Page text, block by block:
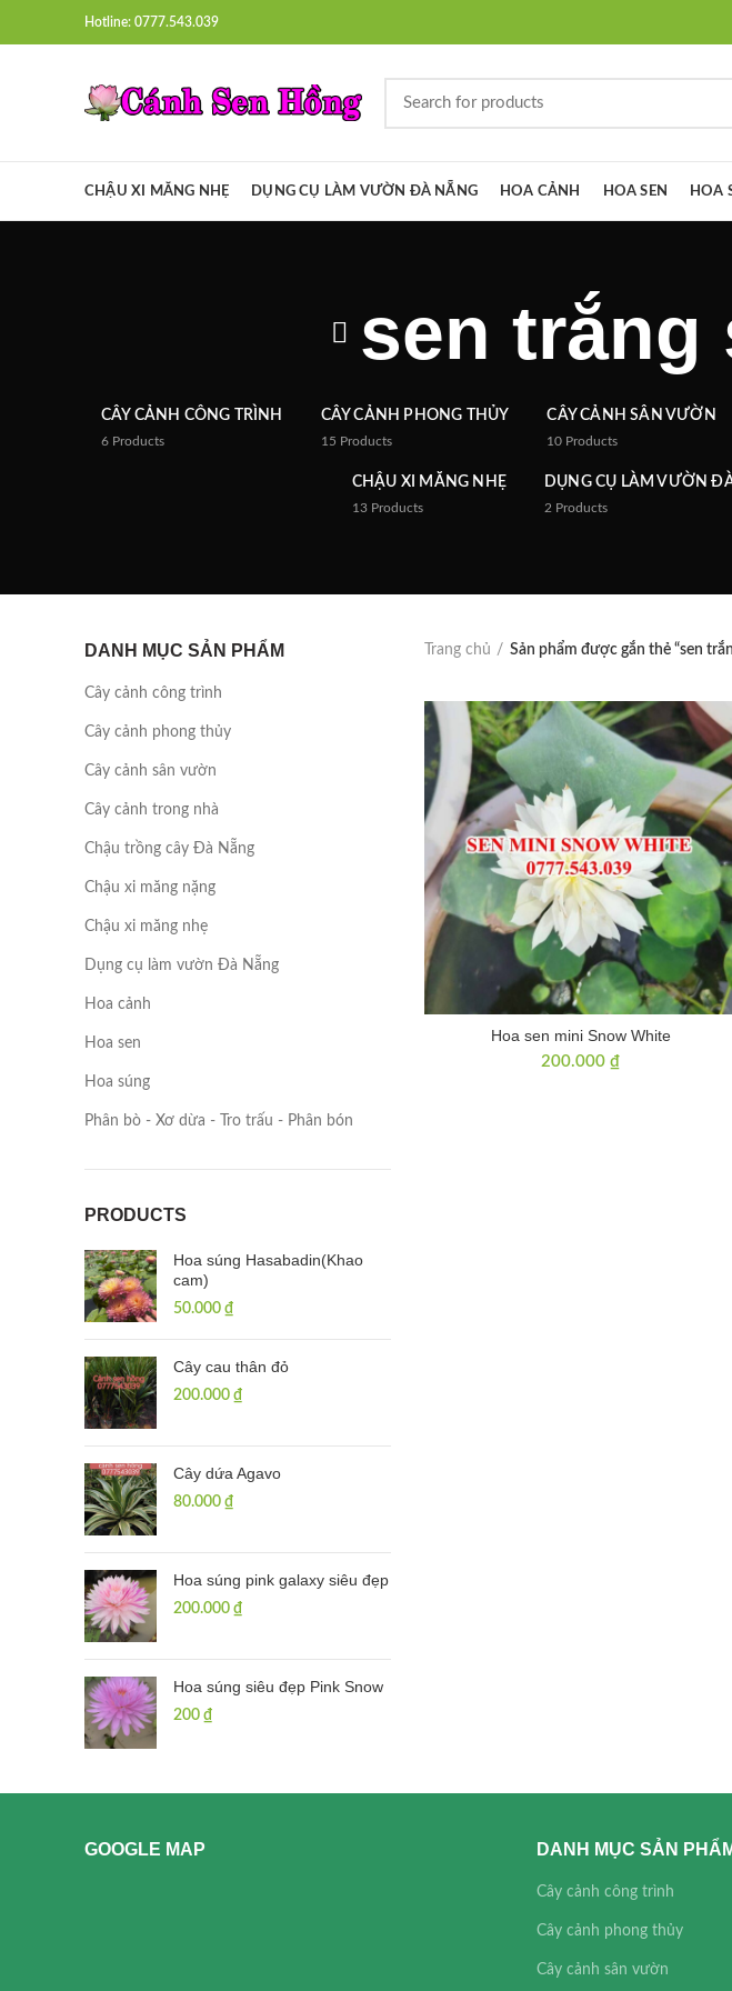
Hotline: 0777.543.039
CHẬU XI MĂNG NHẸ DỤNG CỤ LÀM VƯỜN ĐÀ NẴNG HOA CẢNH HOA SEN HOA
sen trắng
CÂY CẢNH CÔNG TRÌNH
6 Products
CÂY CẢNH PHONG THỦY
15 Products
CÂY CẢNH SÂN VƯỜN
10 Products
CHẬU XI MĂNG NHẸ
13 Products
DỤNG CỤ LÀM VƯỜN
2 Products
DANH MỤC SẢN PHẨM
Cây cảnh công trình
Cây cảnh phong thủy
Cây cảnh sân vườn
Cây cảnh trong nhà
Chậu trồng cây Đà Nẵng
Chậu xi măng nặng
Chậu xi măng nhẹ
Dụng cụ làm vườn Đà Nẵng
Hoa cảnh
Hoa sen
Hoa súng
Phân bò - Xơ dừa - Tro trấu - Phân bón
PRODUCTS
Hoa súng Hasabadin(Khao
cam)
50.000 ₫
Cây cau thân đỏ
200.000 ₫
Cây dứa Agavo
80.000 ₫
Hoa súng pink galaxy siêu đẹp
200.000 ₫
Hoa súng siêu đẹp Pink Snow
200 ₫
Trang chủ Sản phẩm được gắn thẻ “sen
Hoa sen mini Snow White
200.000₫
GOOGLE MAP DANH MỤC SẢN
Cây cảnh công trình
Cây cảnh phong thủy
Cây cảnh sân vườn